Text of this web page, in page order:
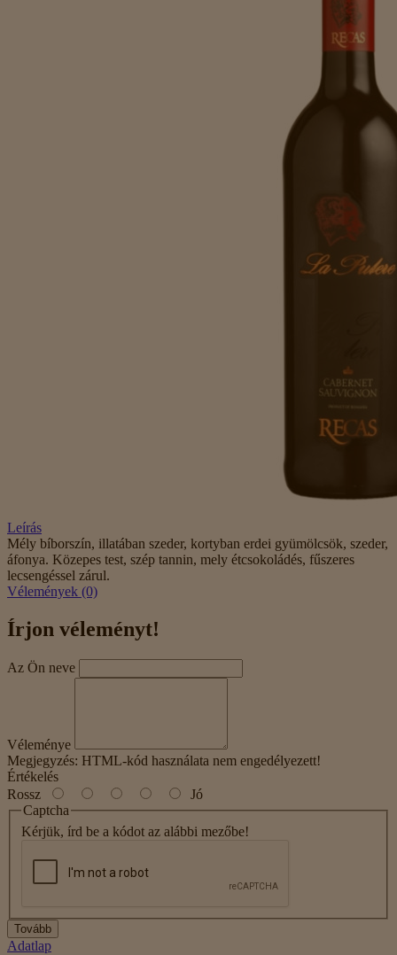
Leírás
Mély bíborszín, illatában szeder, kortyban erdei gyümölcsök, szeder,
áfonya. Közepes test, szép tannin, mely étcsokoládés, fűszeres
lecsengéssel zárul.
Vélemények (0)
Írjon véleményt!
Az Ön neve
Véleménye
Megjegyzés: HTML-kód használata nem engedélyezett!
Értékelés
Rossz
Jó
Captcha
Kérjük, írd be a kódot az alábbi mezőbe!
Tovább
Adatlap